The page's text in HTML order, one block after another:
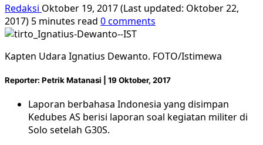
Redaksi Oktober 19, 2017 (Last updated: Oktober 22,
2017) 5 minutes read 0 comments
Kapten Udara Ignatius Dewanto. FOTO/Istimewa
Reporter: Petrik Matanasi | 19 Oktober, 2017
Laporan berbahasa Indonesia yang disimpan
Kedubes AS berisi laporan soal kegiatan militer di
Solo setelah G30S.